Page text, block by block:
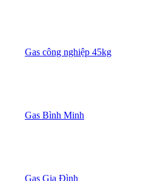
Gas công nghiệp 45kg
Gas Bình Minh
Gas Gia Đình